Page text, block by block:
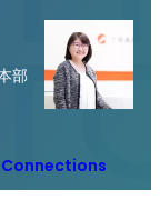
部
Connections